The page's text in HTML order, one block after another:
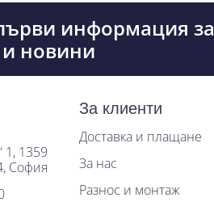
информация за
новини
1, 1359
София
За клиенти
Доставка и плащане
За нас
Разнос и монтаж